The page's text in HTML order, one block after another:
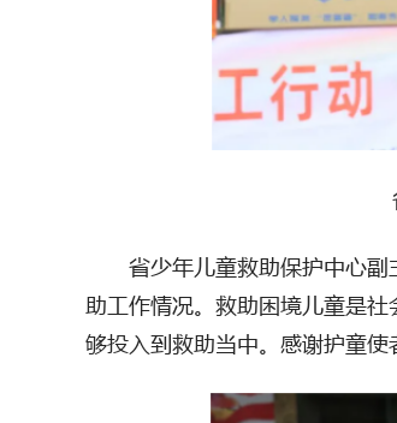
省少年儿童救助保护中心
助工作情况。救助困境儿童是
够投入到救助当中。感谢护童使